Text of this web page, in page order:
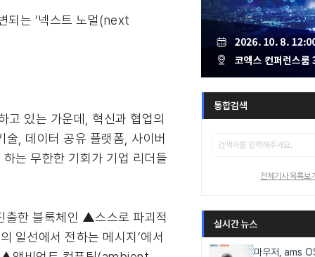
되는 ‘넥스트 노멀(next
고 있는 가운데, 혁신과 협업의
, 데이터 공유 플랫폼, 사이버
는 무한한 기회가 기업 리더들
한 블록체인 ▲스스로 파괴적
일선에서 전하는 메시지’에서
통합검색
전체기사 목록보
실시간 뉴스
마우저, ams